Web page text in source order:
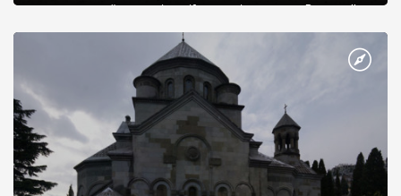
диктувати свої умови візантійському імператору Василю ІІ, та
Херсонесі Володимир-язичник, став Василем-християнином.
А потім було Хрещення Русі. На честь Херсонесу Таврійського